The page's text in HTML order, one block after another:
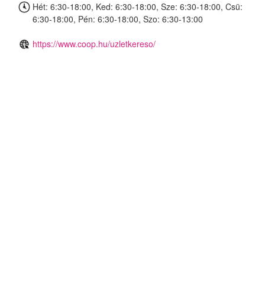
Hét: 6:30-18:00, Ked: 6:30-18:00, Sze: 6:30-18:00, Csü:
6:30-18:00, Pén: 6:30-18:00, Szo: 6:30-13:00
https://www.coop.hu/uzletkereso/